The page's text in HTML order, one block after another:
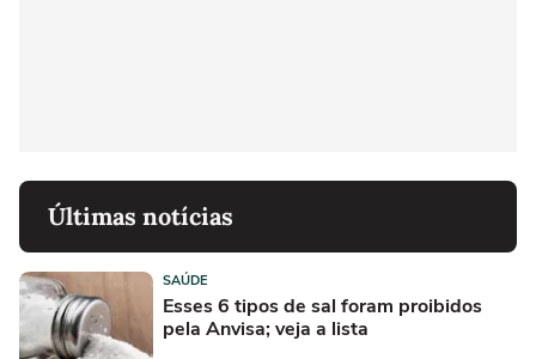
Últimas notícias
SAÚDE
Esses 6 tipos de sal foram proibidos
pela Anvisa; veja a lista